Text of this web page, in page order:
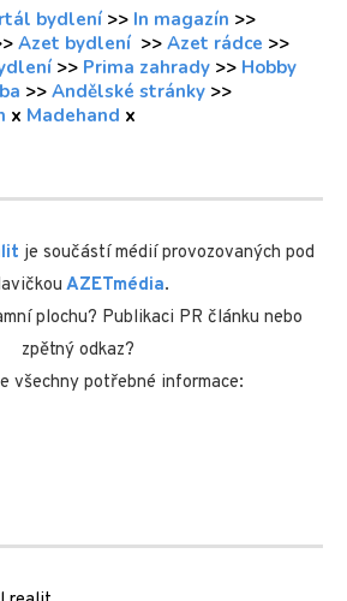
bydlení >> In magazín >>
Azet bydlení >> Azet rádce >>
>> Prima zahrady >> Hobby
>> Andělské stránky >>
x Madehand x
je součástí médií provozovaných pod
AZETmédia.
plochu? Publikaci PR článku nebo
zpětný odkaz?
všechny potřebné informace: